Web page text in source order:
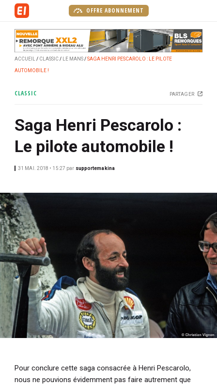
i
n
c
i
p
a
l
OFFRE ABONNEMENT
ACCUEIL CLASSIC LE MANS SAGA HENRI PESCAROLO : LE PILOTE
AUTOMOBILE !
CLASSIC PARTAGER
Saga Henri Pescarolo :
Le pilote automobile !
31 MAI. 2018 • 15:27 par supportemakina
Pour conclure cette saga consacrée à Henri Pescarolo,
nous ne pouvions évidemment pas faire autrement que